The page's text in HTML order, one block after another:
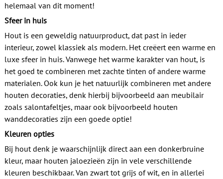
Open haard
Stoelen
Links
Contact
helemaal van dit moment!
Sfeer in huis
Hout is een geweldig natuurproduct, dat past in ieder
interieur, zowel klassiek als modern. Het creëert een warme en
luxe sfeer in huis. Vanwege het warme karakter van hout, is
het goed te combineren met zachte tinten of andere warme
materialen. Ook kun je het natuurlijk combineren met andere
houten decoraties, denk hierbij bijvoorbeeld aan meubilair
zoals salontafeltjes, maar ook bijvoorbeeld houten
wanddecoraties zijn een goede optie!
Kleuren opties
Bij hout denk je waarschijnlijk direct aan een donkerbruine
kleur, maar houten jaloezieën zijn in vele verschillende
kleuren beschikbaar. Van zwart tot grijs of wit, en in allerlei